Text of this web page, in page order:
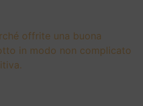
offrite una buona
in modo non complicato